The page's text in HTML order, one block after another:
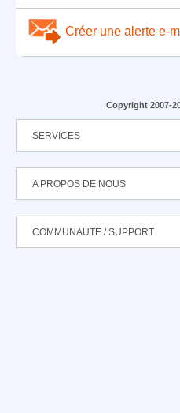
Créer une alerte e-
Copyright 2007-
SERVICES
A PROPOS DE NOUS
COMMUNAUTE / SUPPORT